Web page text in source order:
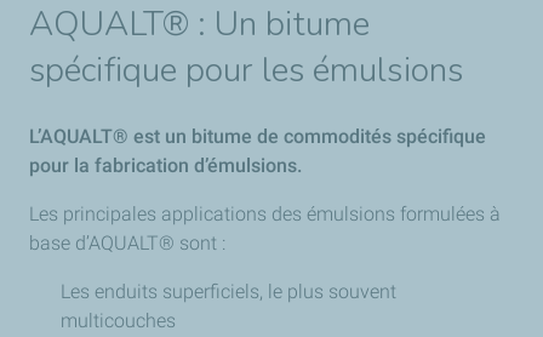
AQUALT® : Un bitume
spécifique pour les émulsions
L’AQUALT® est un bitume de commodités spécifique
pour la fabrication d’émulsions​.
Les principales applications des émulsions formulées à
base d’AQUALT® sont :​
Les enduits superficiels, le plus souvent
multicouches​